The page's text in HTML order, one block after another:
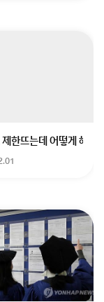
남자 캐릭터에 더빙하
한뜨는데 어떻게 해야